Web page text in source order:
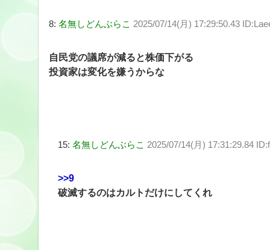
8: 名無しどんぶらこ 2025/07/14(月) 17:29:50.43
自民党の議席が減ると株価下がる
投資家は変化を嫌うからな
15: 名無しどんぶらこ 2025/07/14(月) 17:31:29.84
>>9
破滅するのはカルトだけにしてくれ